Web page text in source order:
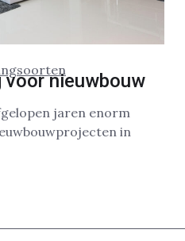
voor nieuwbouw
jaren enorm
in